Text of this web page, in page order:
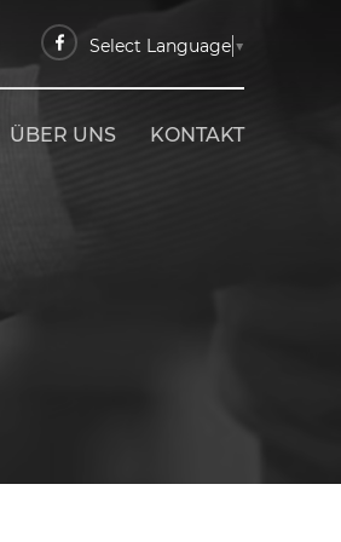
Select Language ▼
ÜBER UNS KONTAKT